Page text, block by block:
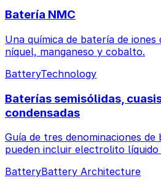
Batería NMC
Una química de batería de
níquel, manganeso y cobalto.
BatteryTechnology
Baterías semisólidas,
condensadas
Guía de tres denominaciones de
pueden incluir electrolito líquido
BatteryBattery Architecture